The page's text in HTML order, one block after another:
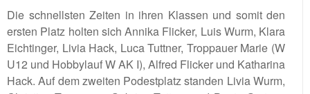
Die schnellsten Zeiten in ihren Klassen und somit den
ersten Platz holten sich Annika Flicker, Luis Wurm, Klara
Eichtinger, Livia Hack, Luca Tuttner, Troppauer Marie (W
U12 und Hobbylauf W AK I), Alfred Flicker und Katharina
Hack. Auf dem zweiten Podestplatz standen Livia Wurm,